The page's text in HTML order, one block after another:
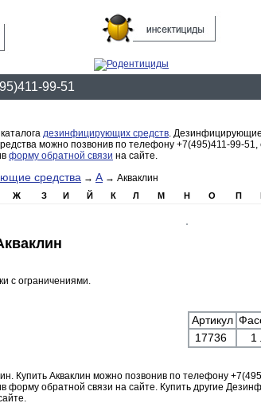
99-51
дезинфицирующих средств. Дезинфицирующие
можно позвонив по телефону +7(495)411-99-51,
форму обратной связи на сайте.
средства → А→ Акваклин
Ж З И Й К Л М Н О П
с ограничениями.
Артикул
17736
1
Купить Акваклин можно позвонив по телефону
форму обратной связи на сайте. Купить другие